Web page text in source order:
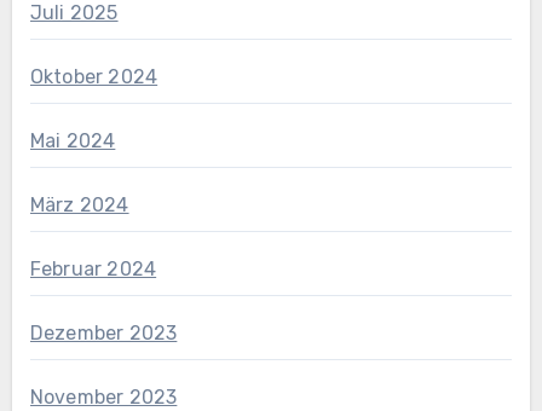
Juli 2025
Oktober 2024
Mai 2024
März 2024
Februar 2024
Dezember 2023
November 2023